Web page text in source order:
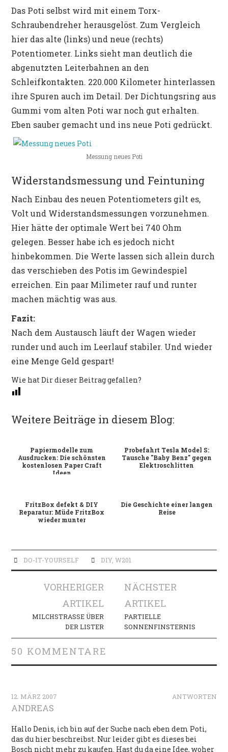
Das Poti selbst wird mit einem Torx-
Schraubendreher herausgelöst. Zum Vergleich
hier das alte (links) und neue (rechts)
Potentiometer. Links sieht man deutlich die
abgenutzten Leiterbahnen an den
Schleifkontakten. 220.000 Kilometer hinterlassen
ihre Spuren auch im Detail. Der Dichtungsring aus
Gummi vom alten Poti war noch gut erhalten.
Eben sauber gemacht und ins neue Poti gedrückt.
Messung neues Poti
Widerstandsmessung und Feintuning
Nach Einbau des neuen Potentiometers gilt es,
Volt und Widerstandsmessungen vorzunehmen.
Hier hätte der optimale Wert bei 740 Ohm
gelegen. Besser habe ich es jedoch nicht
hinbekommen. Die Werte lassen sich allein durch
das verschieben des Potis im Gewindespiel
erreichen. Ein paar Milimeter rauf und runter
machen mächtig was aus.
Fazit:
Nach dem Austausch läuft der Wagen wieder
runder und auch im Leerlauf stabiler. Und wieder
eine Menge Geld gespart!
Wie hat Dir dieser Beitrag gefallen?
Weitere Beiträge in diesem Blog:
Papiermodelle zum
Ausdrucken: Die schönsten
kostenlosen Paper Craft
Ideen
Probefahrt Tesla Model S:
Tausche "Baby Benz" gegen
Elektroschlitten
FritzBox defekt & DIY
Reparatur: Müde FritzBox
wieder munter
Die Geschichte einer langen
Reise
DO-IT-YOURSELF DIY, W201
Artikel-
Navigation
VORHERIGER
ARTIKEL
MILCHSTRASSE ÜBER D
ER LISTER
NÄCHSTER
ARTIKEL
PARTIELLE
SONNENFINSTERNIS
50 KOMMENTARE
ANTWORTEN
12. MÄRZ 2007
ANDREAS
Hallo Denis, ich bin auf der Suche nach eben dem Poti,
das du hier beschreibst. Nur leider gibt es dieses bei
Bosch nicht mehr zu kaufen. Hast du da eine Idee, woher